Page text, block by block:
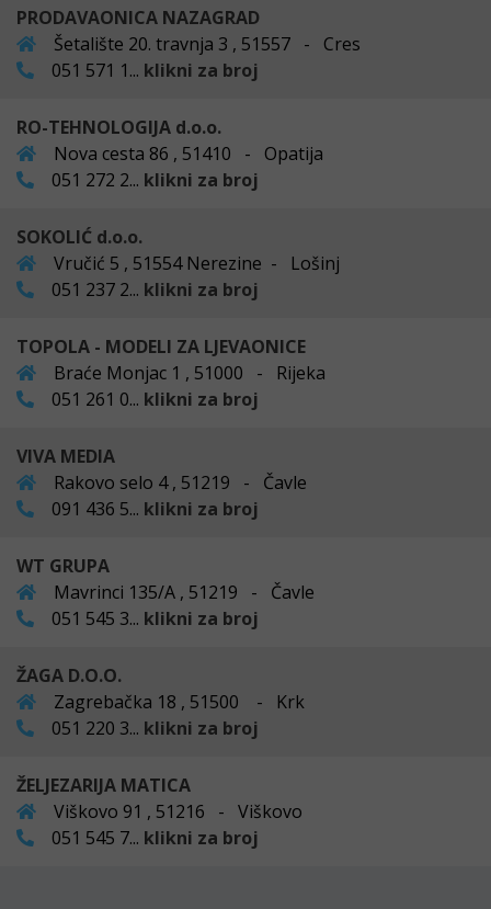
PRODAVAONICA NAZAGRAD
Šetalište 20. travnja 3 , 51557 - Cres
051 571 1... klikni za broj
RO-TEHNOLOGIJA d.o.o.
Nova cesta 86 , 51410 - Opatija
051 272 2... klikni za broj
SOKOLIĆ d.o.o.
Vručić 5 , 51554 Nerezine - Lošinj
051 237 2... klikni za broj
TOPOLA - MODELI ZA LJEVAONICE
Braće Monjac 1 , 51000 - Rijeka
051 261 0... klikni za broj
VIVA MEDIA
Rakovo selo 4 , 51219 - Čavle
091 436 5... klikni za broj
WT GRUPA
Mavrinci 135/A , 51219 - Čavle
051 545 3... klikni za broj
ŽAGA D.O.O.
Zagrebačka 18 , 51500 - Krk
051 220 3... klikni za broj
ŽELJEZARIJA MATICA
Viškovo 91 , 51216 - Viškovo
051 545 7... klikni za broj